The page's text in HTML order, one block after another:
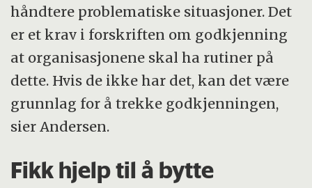
håndtere problematiske situasjoner. Det
er et krav i forskriften om godkjenning
at organisasjonene skal ha rutiner på
dette. Hvis de ikke har det, kan det være
grunnlag for å trekke godkjenningen,
sier Andersen.
Fikk hjelp til å bytte